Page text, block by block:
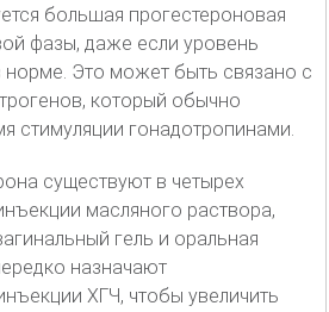
большая прогестероновая
фазы, даже если уровень
норме. Это может быть связано с
который обычно
стимуляции гонадотропинами.
существуют в четырех
масляного раствора,
гель и оральная
назначают
ХГЧ, чтобы увеличить